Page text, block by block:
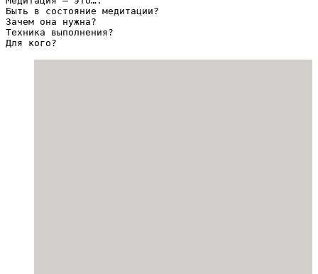
Быть в состояние медитации?
Зачем она нужна?
Техника выполнения?
Для кого?